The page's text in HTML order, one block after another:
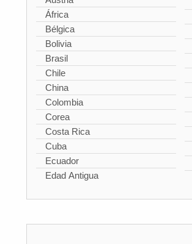
África
Bélgica
Bolivia
Brasil
Chile
China
Colombia
Corea
Costa Rica
Cuba
Ecuador
Edad Antigua